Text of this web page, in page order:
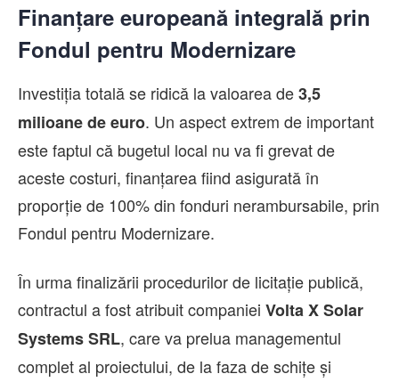
Finanțare europeană integrală prin
Fondul pentru Modernizare
Investiția totală se ridică la valoarea de3,5
milioane de euro. Un aspect extrem de important
este faptul că bugetul local nu va fi grevat de
aceste costuri, finanțarea fiind asigurată în
proporție de 100% din fonduri nerambursabile, prin
Fondul pentru Modernizare.
În urma finalizării procedurilor de licitație publică,
contractul a fost atribuit companiei Volta X Solar
Systems SRL, care va prelua managementul
complet al proiectului, de la faza de schițe și